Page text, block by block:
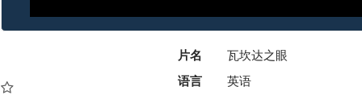
片名
瓦坎达之眼
语言
英语